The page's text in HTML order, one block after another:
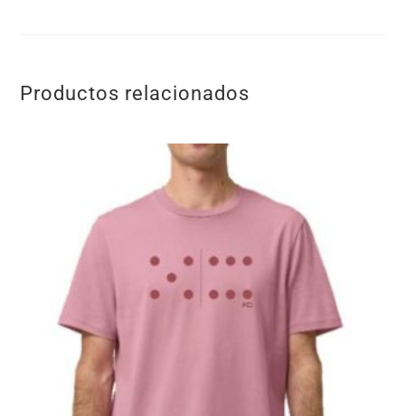
Productos relacionados